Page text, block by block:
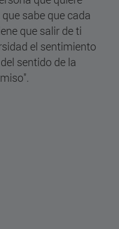
sabe que cada
que salir de ti
el sentimiento
sentido de la